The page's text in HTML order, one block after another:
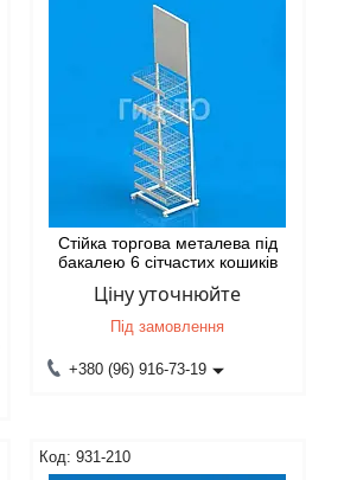
Стійка торгова металева під
бакалею 6 сітчастих кошиків
Ціну уточнюйте
Під замовлення
+380 (96) 916-73-19
931-210